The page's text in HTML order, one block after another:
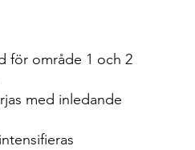
för område 1 och 2
med inledande